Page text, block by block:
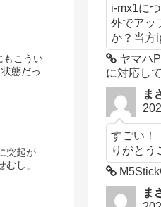
こうい
態だっ
突起が
し」
i-mx1に
外でアッ
か？当方
ヤマハ
に対応し
ま
すごい！
りがとう
ま